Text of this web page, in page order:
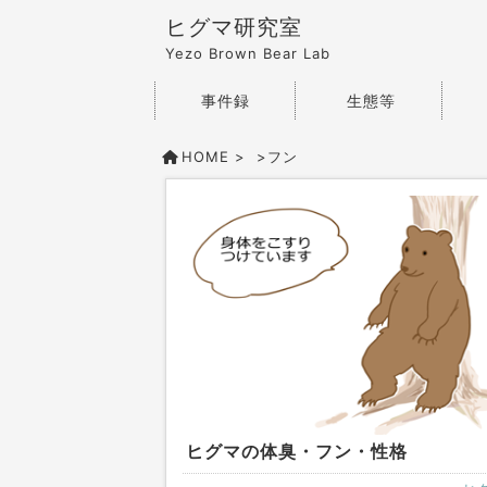
ヒグマ研究室
Yezo Brown Bear Lab
事件録 生態等
HOME > >フン
ヒグマの体臭・フン・性格